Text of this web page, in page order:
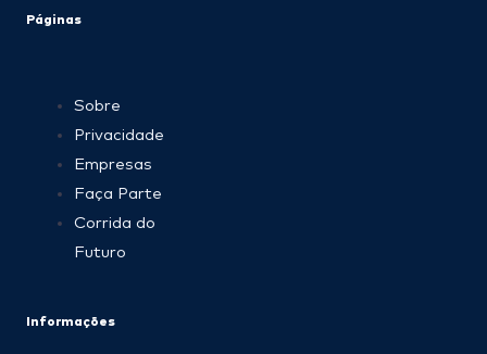
Páginas
Sobre
Privacidade
Empresas
Faça Parte
Corrida do
Futuro
Informações